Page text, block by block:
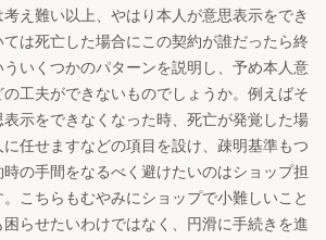
え難い以上、やはり本人が意思表示をでき
は死亡した場合にこの契約が誰だったら終
いくつかのパターンを説明し、予め本人意
工夫ができないものでしょうか。例えばそ
示をできなくなった時、死亡が発覚した場
任せますなどの項目を設け、疎明基準もつ
の手間をなるべく避けたいのはショップ担
こちらもむやみにショップで小難しいこと
らせたいわけではなく、円滑に手続きを進